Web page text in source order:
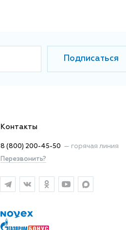
Подписаться
Контакты
8 (800) 200-45-50 — горячая линия
Перезвонить?